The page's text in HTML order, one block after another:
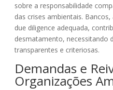
sobre a responsabilidade
das crises ambientais.
due diligence adequada,
desmatamento, necessitando
transparentes e criteriosas.
Demandas e
Organizações